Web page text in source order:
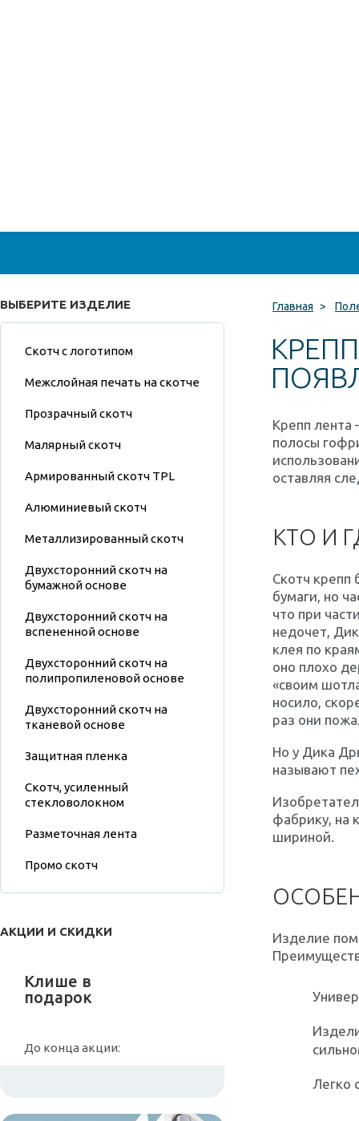
ВЫБЕРИТЕ ИЗДЕЛИЕ
Скотч с логотипом
Межслойная печать на скотче
Прозрачный скотч
Малярный скотч
Армированный скотч TPL
Алюминиевый скотч
Металлизированный скотч
Двухсторонний скотч на
бумажной основе
Двухсторонний скотч на
вспененной основе
Двухсторонний скотч на
полипропиленовой основе
Двухсторонний скотч на
тканевой основе
Защитная пленка
Скотч, усиленный
стекловолокном
Разметочная лента
Промо скотч
АКЦИИ И СКИДКИ
Клише в
подарок
До конца акции:
Главная >
Крепп лента
полосы
оставляя
КТО И
Скотч крепп
бумаги, но
что при
недочет,
клея по
оно плохо
«своим
носило,
раз они
Но у Дика
называют
фабрику, на
шириной.
Изделие
Легко